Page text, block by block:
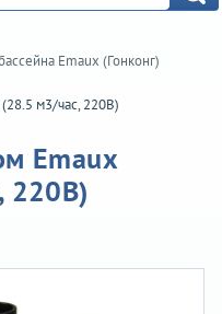
Emaux (Гонконг)
м3/час, 220В)
Emaux
220В)